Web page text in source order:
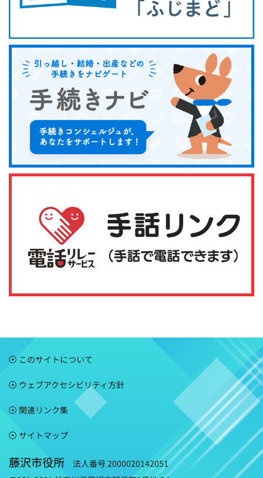
このサイトについて
ウェブアクセシビリティ方針
関連リンク集
サイトマップ
藤沢市役所
法人番号 2000020142051